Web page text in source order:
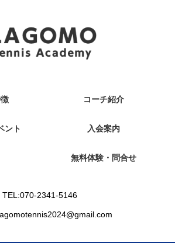
コーチ紹介
ント 入会案内
無料体験・問合せ
TEL:070-2341-5146